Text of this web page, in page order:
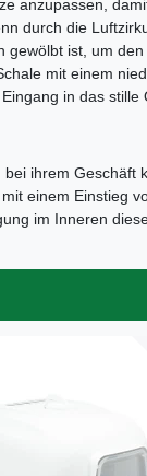
anzupassen,
durch die
ist, um
mit einem
in das stille
ihrem
einem Einstieg
im Inneren